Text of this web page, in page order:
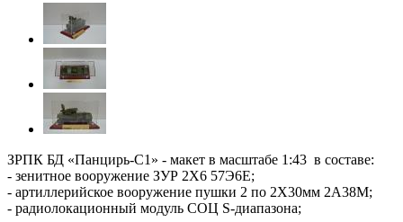
ЗРПК БД «Панцирь-С1» - макет в масштабе 1:43 в составе:
- зенитное вооружение ЗУР 2Х6 57Э6Е;
- артиллерийское вооружение пушки 2 по 2Х30мм 2А38М;
- радиолокационный модуль СОЦ S-диапазона;